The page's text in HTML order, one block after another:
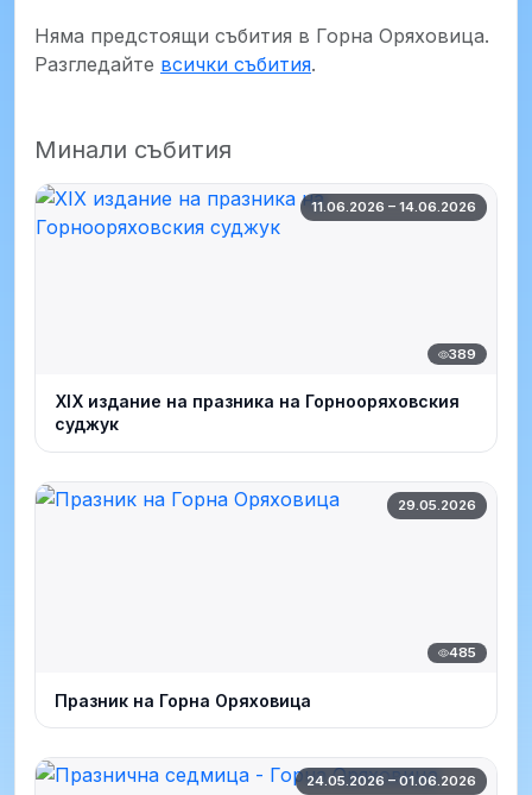
Няма предстоящи събития в Горна Оряховица.
Разгледайте всички събития.
Минали събития
11.06.2026 – 14.06.2026
389
XIX издание на празника на Горнооряховския
суджук
29.05.2026
485
Празник на Горна Оряховица
24.05.2026 – 01.06.2026